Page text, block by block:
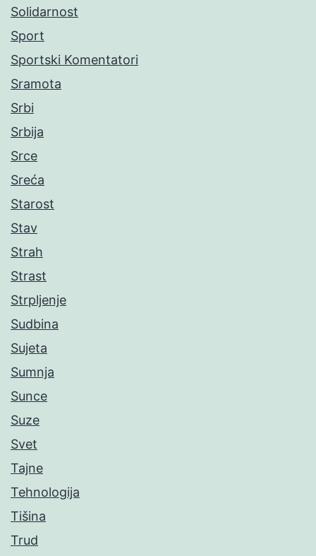
Solidarnost
Sport
Sportski Komentatori
Sramota
Srbi
Srbija
Srce
Sreća
Starost
Stav
Strah
Strast
Strpljenje
Sudbina
Sujeta
Sumnja
Sunce
Suze
Svet
Tajne
Tehnologija
Tišina
Trud